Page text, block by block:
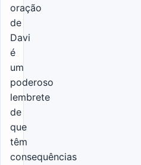
oração
de
Davi
é
um
poderoso
lembrete
de
que
têm
consequências